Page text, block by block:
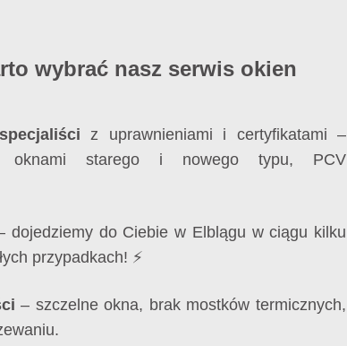
wybrać nasz serwis okien
z uprawnieniami i certyfikatami –
oknami starego i nowego typu, PCV
dojedziemy do Ciebie w Elblągu w ciągu kilku
przypadkach! ⚡
– szczelne okna, brak mostków termicznych,